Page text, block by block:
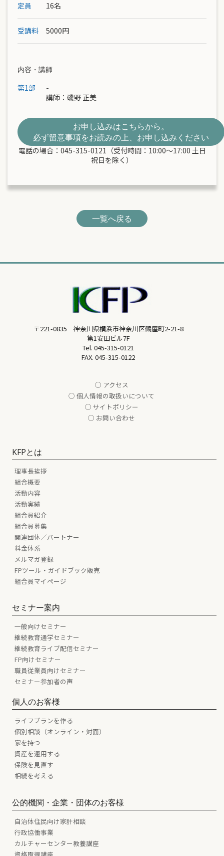
定員 16名
受講料 5000円
内容・講師
第1部
-
講師： 磯野 正美
お申し込みはこちらから。
必ず留意事項をお読みの上、お申し込みください
電話の場合：045-315-0121（受付時間：10:00～17:00 土日
祝日を除く）
一覧へ戻る
〒221-0835 神奈川県横浜市神奈川区鶴屋町2-21-8
第1安田ビル7F
Tel. 045-315-0121
FAX. 045-315-0122
○ アクセス
○ 個人情報の取扱いについて
○ サイトポリシー
○ お問い合わせ
KFPとは
理事長挨拶
組合概要
活動内容
活動実績
組合員紹介
組合員募集
関連団体／パートナー
料金体系
メルマガ登録
FPツール・ガイドブック販売
組合員マイページ
セミナー案内
一般向けセミナー
継続教育通学セミナー
継続教育ライブ配信セミナー
FP向けセミナー
職員従業員向けセミナー
セミナー参加者の声
個人のお客様
ライフプランを作る
個別相談（オンライン・対面）
家を持つ
資産を運用する
保険を見直す
相続を考える
公的機関・企業・団体のお客様
自治体住民向け家計相談
行政協働事業
カルチャーセンター教養講座